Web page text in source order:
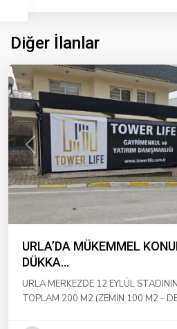
Diğer İlanlar
Yelaltı
İzmir
Previous
URLA’DA MÜKEMMEL
DÜKKA...
URLA MERKEZDE 12 EYLÜL
TOPLAM 200 M2 (ZEMİN 100 M2 -